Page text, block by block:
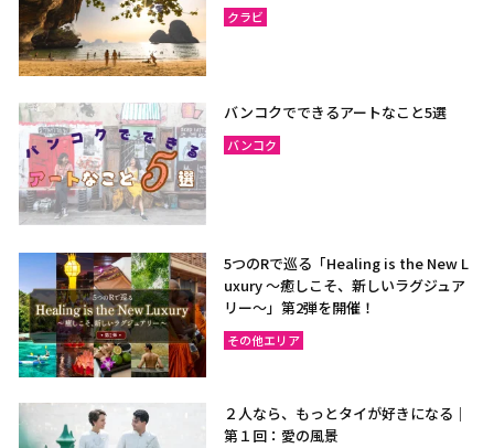
クラビ
バンコクでできるアートなこと5選
バンコク
5つのRで巡る「Healing is the New L
uxury ～癒しこそ、新しいラグジュア
リー〜」第2弾を開催！
その他エリア
２人なら、もっとタイが好きになる｜
第１回：愛の風景